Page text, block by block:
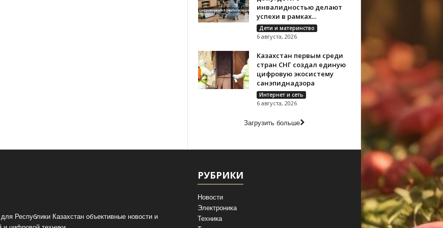
инвалидностью делают
успехи в рамках...
Дети и материнство
6 августа, 2026
Казахстан первым среди
стран СНГ создал единую
цифровую экосистему
санэпиднадзора
Интернет и сеть
6 августа, 2026
Загрузить больше
Республики Казахстан объективные новости и
РУБРИКИ
Новости
Электроника
Техника